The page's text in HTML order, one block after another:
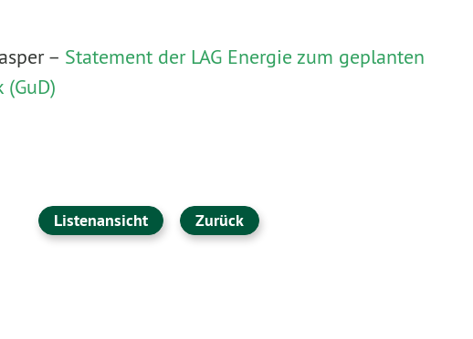
– Statement der LAG Energie zum geplanten
Listenansicht Zurück